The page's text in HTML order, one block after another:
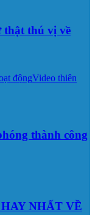
thật thú vị về
độngVideo thiên
thành công
NHẤT VỀ